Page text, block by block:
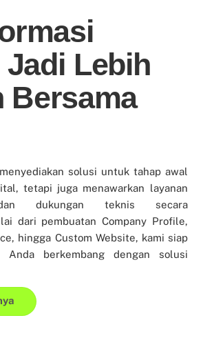
Lebih
Bersama
solusi untuk tahap awal
tetapi juga menawarkan layanan
dukungan teknis secara
dari pembuatan Company Profile,
hingga Custom Website, kami siap
Anda berkembang dengan solusi